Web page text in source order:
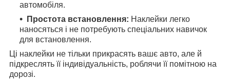
автомобіля.
Простота встановлення: Наклейки легко
наносяться і не потребують спеціальних навичок
для встановлення.
Ці наклейки не тільки прикрасять вашє авто, але й
підкреслять її індивідуальність, роблячи її помітною на
дорозі.